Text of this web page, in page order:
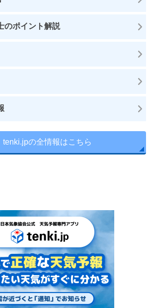
のポイント解説
tenki.jpの全情報はこちら